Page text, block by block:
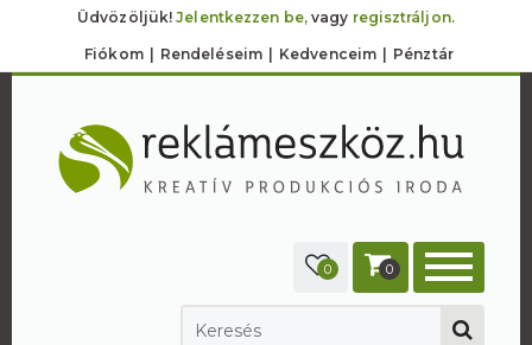
Üdvözöljük!Jelentkezzen be,vagy regisztráljon.
Fiókom Rendeléseim Kedvenceim Pénztár
0 0